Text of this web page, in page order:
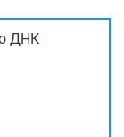
ДНК